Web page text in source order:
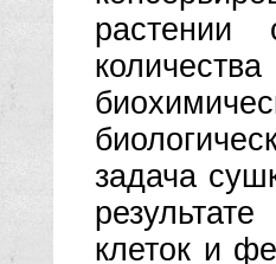
растении
задача
клеток и